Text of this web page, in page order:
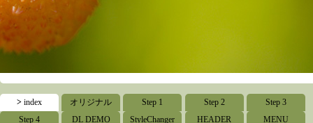
> index オリジナル Step 1 Step 2
Step 3
Step 4
DL DEMO StyleChanger HEADER
MENU